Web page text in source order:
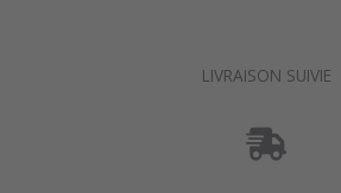
LIVRAISON SUIVIE